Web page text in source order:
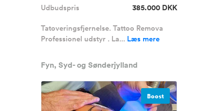
Udbudspris
385.000 DKK
Tatoveringsfjernelse. Tattoo Remova
Professionel udstyr . La... Læs mere
Fyn, Syd- og Sønderjylland
Boost